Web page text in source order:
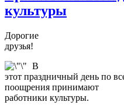
культуры
Дорогие
друзья!
В
этот праздничный день по
поощрения принимают
работники культуры.